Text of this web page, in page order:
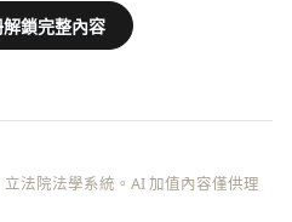
鎖完整內容
法院法學系統。AI 加值內容僅供理